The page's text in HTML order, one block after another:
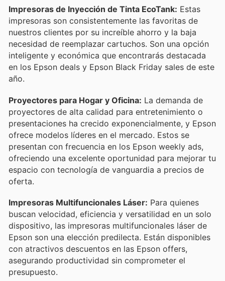
Impresoras de Inyección de Tinta EcoTank: Estas
impresoras son consistentemente las favoritas de
nuestros clientes por su increíble ahorro y la baja
necesidad de reemplazar cartuchos. Son una opción
inteligente y económica que encontrarás destacada
en los Epson deals y Epson Black Friday sales de este
año.
Proyectores para Hogar y Oficina: La demanda de
proyectores de alta calidad para entretenimiento o
presentaciones ha crecido exponencialmente, y Epson
ofrece modelos líderes en el mercado. Estos se
presentan con frecuencia en los Epson weekly ads,
ofreciendo una excelente oportunidad para mejorar tu
espacio con tecnología de vanguardia a precios de
oferta.
Impresoras Multifuncionales Láser: Para quienes
buscan velocidad, eficiencia y versatilidad en un solo
dispositivo, las impresoras multifuncionales láser de
Epson son una elección predilecta. Están disponibles
con atractivos descuentos en las Epson offers,
asegurando productividad sin comprometer el
presupuesto.